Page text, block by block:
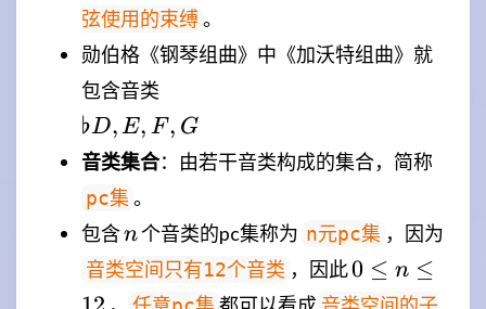
弦使用的束缚。
勋伯格《钢琴组曲》中《加沃特组曲》就
包含音类
D,E,F,G\\}
♭D, E, F, G
音类集合：由若干音类构成的集合，简称
pc集 。
包含n
n个音类的pc集称为 n元pc集 ，因为
音类空间只有12个音类 ，因此0
\leq
0 ≤ n ≤